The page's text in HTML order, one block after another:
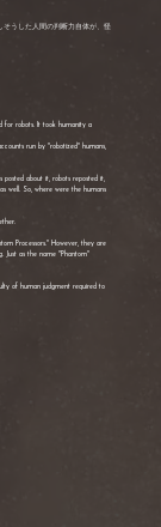
そうした人間の判断力自体が、怪
for robots. It took humanity a
run by "robotized" humans,
posted about it, robots reposted it,
well. So, where were the humans
Processors." However, they are
Just as the name "Phantom"
of human judgment required to